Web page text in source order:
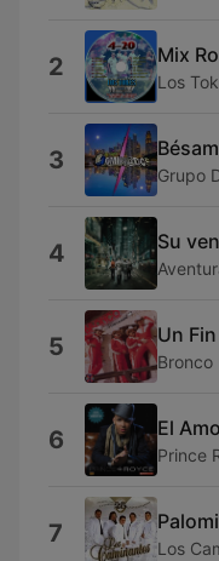
2 Mix
Los
3 Grupo
4 Su
5 Un
Bronco
6 El
Prince
7 Los